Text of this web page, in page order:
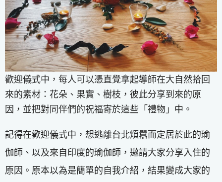
歡迎儀式中，每人可以憑直覺拿起導師在大自然拾回
來的素材：花朵、果實、樹枝，彼此分享到來的原
因，並把對同伴們的祝福寄於這些「禮物」中。
記得在歡迎儀式中，想逃離台北煩囂而定居於此的瑜
伽師、以及來自印度的瑜伽師，邀請大家分享入住的
原因。原本以為是簡單的自我介紹，結果變成大家的